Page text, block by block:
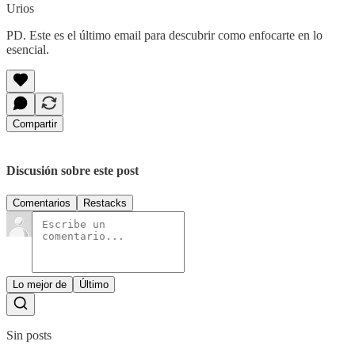
Urios
PD. Este es el último email para descubrir como enfocarte en lo
esencial.
Compartir
Discusión sobre este post
Comentarios Restacks
Lo mejor de Último
Sin posts